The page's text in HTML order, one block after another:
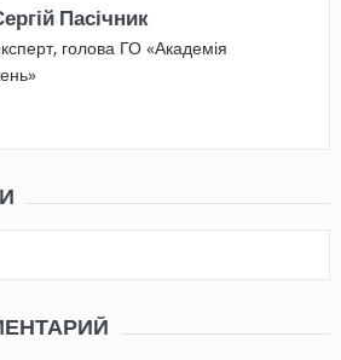
Пасічник
голова ГО «Академія